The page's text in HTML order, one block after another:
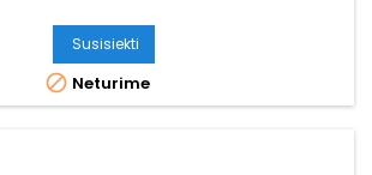
Susisiekti
 Neturime